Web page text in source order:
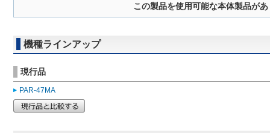
この製品を使用可能な本体製品が
機種ラインアップ
現行品
PAR-47MA